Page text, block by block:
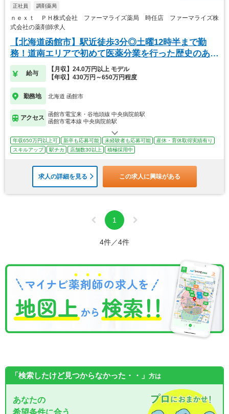
正社員 調剤薬局
ｎｅｘｔ ＰＨ株式会社 ファーマライズ薬局 時任店 ファーマライズ株
式会社の薬剤師求人
【北海道函館市】駅近徒歩3分◎土曜12時半まで勤
務！道南エリアで初めて医薬分業を行った歴史のある
薬局
給与
【月収】24.0万円以上 モデル
【年収】430万円～650万円程度
勤務地 北海道 函館市
アクセス
函館市電宝来・谷地頭線 中央病院前駅
函館市電本線 中央病院前駅
年収650万円以上可 新卒も応募可能 未経験者も応募可能
産休・育休取得実績有り
スキルアップ
駅チカ 店舗数30以上 積極採用中
求人の詳細を見る この求人に興味がある
1
4件／4件
「検索したけど見つからなかった・・」 方は
あなたの
希望条件に合う